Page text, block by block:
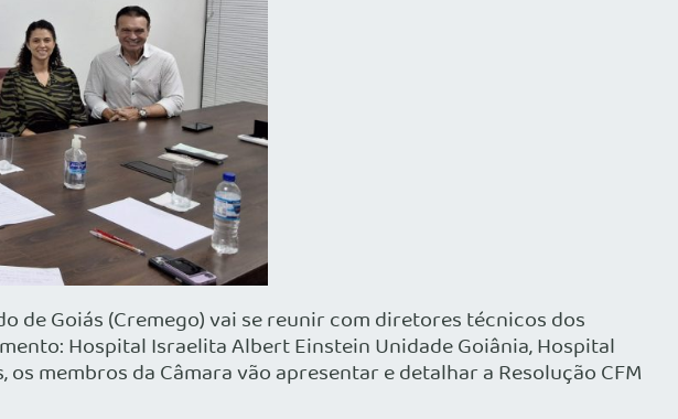
de Goiás (Cremego) vai se reunir com diretores técnicos dos
Hospital Israelita Albert Einstein Unidade Goiânia, Hospital
membros da Câmara vão apresentar e detalhar a Resolução CFM